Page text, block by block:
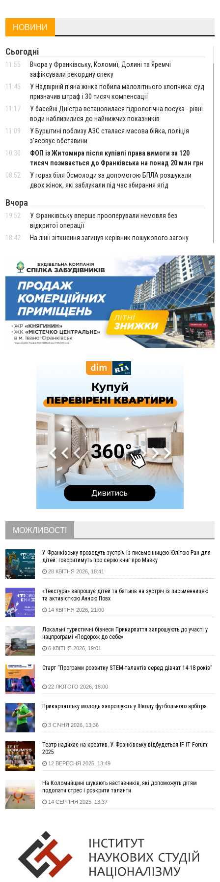
НОВИНИ
Сьогодні
11:55
Вчора у Франківську, Коломиї, Долині та Яремчі
зафіксували рекордну спеку
11:45
У Надвірній п'яна жінка побила малолітнього хлопчика: суд
призначив штраф і 30 тисяч компенсації
11:17
У басейні Дністра встановилася гідрологічна посуха - рівні
води наблизилися до найнижчих показників
11:09
У Бурштині поблизу АЗС сталася масова бійка, поліція
з'ясовує обставини
10:30
ФОП із Житомира після купівлі права вимоги за 120
тисяч позивається до Франківська на понад 20 млн грн
08:52
У горах біля Осмолоди за допомогою БПЛА розшукали
двох жінок, які заблукали під час збирання ягід
Вчора
19:52
У Франківську вперше прооперували немовля без
відкритої операції
18:42
На лінії зіткнення загинув керівник пошукового загону
18:11
СБС за дві доби уразили 13 енергооб'єктів на окупованих
територіях
17:20
Українці подали рекордну кількість заяв до університетів.
Які спеціальності обирають
16:43
Зарплати на Прикарпатті за місяць зросли на 10%, але до
середньої по Україні ще далеко
16:14
Франківець, який стріляв біля АЗС, вийшов під заставу та
був повторно затриманий
Прикарпатець прийшов у Пенсійний та заявив поліції про
У Болгарії затримали прикарпатця, який виготовляв
наркотики для міжнародного синдикату
Стефанішина отримала нову підозру. Їй обирають
запобіжний захід
«Пілот з Лондона» видурив у жительки Коломийщини
майже 64 тисячі гривень
У четвер на Прикарпатті очікується сильна спека до 39°
На Снятинщині спіймали чоловіка, який зливав з цистерни
у полі невідому речовину
У МОЗ змінили підхід до госпіталізації та оновили правила
роботи стаціонарів
На межі Прикарпаття і Тернопільщини невідомі засипали
русло Золотої Липи та облаштували переправу
рекорди
11:17
Росія вдарила по Харкову "Бандероллю": є постраждалі,
пошкоджено цивільне підприємство
10:54
Верховний суд повернув державі 1,5 га лісу із трьома
ставками в Івано-Франківській громаді
дитмайданчиком
09:31
жінка
09:09
ВІДЕО
35 цимбалістів на Говерлі встановили Рекорд
України
08:37
На Прикарпатті за пів року трапилось понад 100 ДТП через
08:08
рф масовано атакувала Київ та область: 14 загиблих,
десятки постраждалих і пожежі (фото, відео)
19:49
«Коли я обернувся, ворог уже був у нашій траншеї»:
командир з Надвірної на псевдо «Француз»
19:34
В міському озері Франківська втопився чоловік
18:45
Є висока потреба у кількох групах крові: прикарпатців
просять у серпні ставати донорами
18:07
У Франківську звільнили водія маршрутки, який зневажив і
17:40
У горах на Прикарпатті з водоспаду впала жінка і загинула
17:04
Пільгова іпотека без обмежень: blago розширює участь ЖК
Україну на архітектурній виставці у Венеції
ВІДЕО
Що посіяти у серпні? Поради для щедрого
осіннього врожаю
У Коломиї до 10 серпня частково обмежуватимуть рух
через нанесення розмітки
МОЖЛИВОСТІ
У Франківську проведуть зустріч із письменницею Юлітою Ран для
дітей: говоритимуть про серію книг про Мавку
28 КВІТНЯ 2026, 18:41
«Текстура» запрошує дітей та батьків на зустріч із письменницею
та активісткою Анною Повх
14 КВІТНЯ 2026, 21:00
Локальні туристичні бізнеси Прикарпаття запрошують до участі у
нацпрограмі «Подорож до себе»
6 КВІТНЯ 2026, 19:01
Старт “Програми розвитку STEM-талантів серед дівчат 14-18 років”
22 ЛЮТОГО 2026, 18:00
Прикарпатську молодь запрошують у Школу футбольного арбітра
3 СІЧНЯ 2026, 13:36
Театр надихає на креатив. У Франківську відбудеться IF IT Forum
2025
12 ВЕРЕСНЯ 2025, 13:49
На Коломийщині шукають наставників, які допоможуть дітям
подолати стрес і розкрити таланти
14 СЕРПНЯ 2025, 13:37